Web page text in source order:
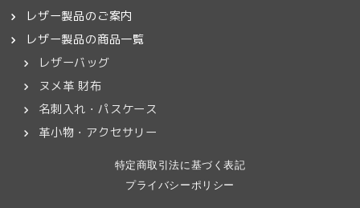
レザー製品のご案内
レザー製品の商品一覧
レザーバッグ
ヌメ革 財布
名刺入れ・パスケース
革小物・アクセサリー
特定商取引法に基づく表記
プライバシーポリシー